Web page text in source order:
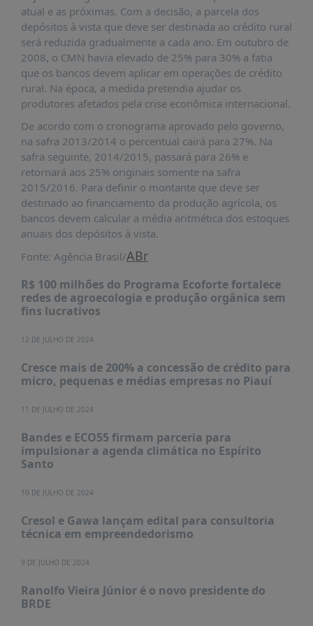
DADOS
FRENTE
PARLAMENTAR
SOBRE
A
FRENTE
MATERIAIS
INFORMAÇÕES
CURSOS
E
EVENTOS
INSCRIÇÕES
DISPONÍVEIS
PUBLICAÇÕES
REVISTA
LIVROS
ESTUDOS
PRÊMIO
ABDE-
ABDE
DE
SABER
CONTATO
atual e as próximas. Com a decisão, a parcela dos
depósitos à vista que deve ser destinada ao crédito rural
será reduzida gradualmente a cada ano. Em outubro de
2008, o CMN havia elevado de 25% para 30% a fatia
que os bancos devem aplicar em operações de crédito
rural. Na época, a medida pretendia ajudar os
produtores afetados pela crise econômica internacional.
De acordo com o cronograma aprovado pelo governo,
na safra 2013/2014 o percentual cairá para 27%. Na
safra seguinte, 2014/2015, passará para 26% e
retornará aos 25% originais somente na safra
2015/2016. Para definir o montante que deve ser
destinado ao financiamento da produção agrícola, os
bancos devem calcular a média aritmética dos estoques
anuais dos depósitos à vista.
Fonte: Agência Brasil/ABr
R$ 100 milhões do Programa Ecoforte fortalece
redes de agroecologia e produção orgânica sem
fins lucrativos
12 DE JULHO DE 2024
Cresce mais de 200% a concessão de crédito para
micro, pequenas e médias empresas no Piauí
11 DE JULHO DE 2024
Bandes e ECO55 firmam parceria para
impulsionar a agenda climática no Espírito
Santo
10 DE JULHO DE 2024
Cresol e Gawa lançam edital para consultoria
técnica em empreendedorismo
9 DE JULHO DE 2024
Ranolfo Vieira Júnior é o novo presidente do
BRDE